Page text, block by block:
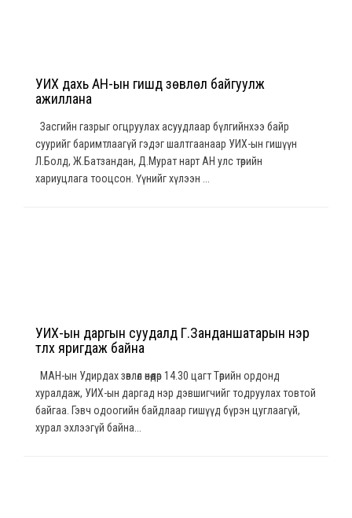
УИХ дахь АН-ын гишүүд зөвлөл байгуулж
ажиллана
Засгийн газрыг огцруулах асуудлаар бүлгийнхээ байр
суурийг баримтлаагүй гэдэг шалтгаанаар УИХ-ын гишүүн
Л.Болд, Ж.Батзандан, Д.Мурат нарт АН улс төрийн
хариуцлага тооцсон. Үүнийг хүлээн ...
УИХ-ын даргын суудалд Г.Занданшатарын нэр
түлхүү яригдаж байна
МАН-ын Удирдах зөвлөл өнөөдөр 14.30 цагт Төрийн ордонд
хуралдаж, УИХ-ын даргад нэр дэвшигчийг тодруулах товтой
байгаа. Гэвч одоогийн байдлаар гишүүд бүрэн цуглаагүй,
хурал эхлээгүй байна...